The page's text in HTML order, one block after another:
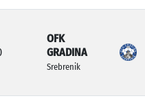
OFK
GRADINA
Srebrenik